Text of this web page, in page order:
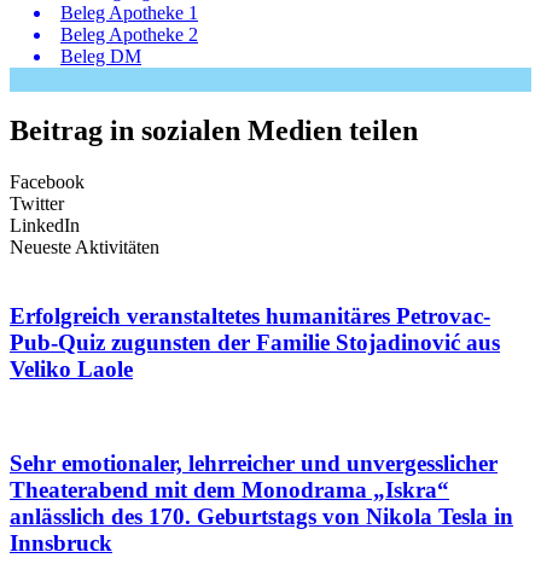
Beleg Apotheke 1
Beleg Apotheke 2
Beleg DM
Beitrag in sozialen Medien teilen
Facebook
Twitter
LinkedIn
Neueste Aktivitäten
Erfolgreich veranstaltetes humanitäres Petrovac-
Pub-Quiz zugunsten der Familie Stojadinović aus
Veliko Laole
Sehr emotionaler, lehrreicher und unvergesslicher
Theaterabend mit dem Monodrama „Iskra“
anlässlich des 170. Geburtstags von Nikola Tesla in
Innsbruck